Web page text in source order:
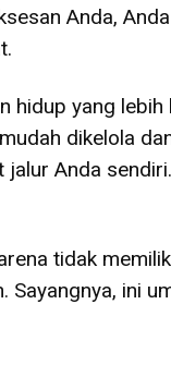
Anda,
hidup yang
dikelola
jalur Anda sendiri.
tidak
Sayangnya, ini